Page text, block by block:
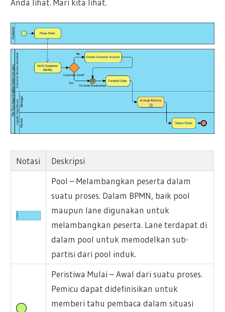
Anda lihat. Mari kita lihat.
Notasi
Deskripsi
Pool – Melambangkan peserta dalam
suatu proses. Dalam BPMN, baik pool
maupun lane digunakan untuk
melambangkan peserta. Lane terdapat di
dalam pool untuk memodelkan sub-
partisi dari pool induk.
Peristiwa Mulai – Awal dari suatu proses.
Pemicu dapat didefinisikan untuk
memberi tahu pembaca dalam situasi